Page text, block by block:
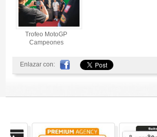
Trofeo MotoGP
Campeones
Enlazar con: